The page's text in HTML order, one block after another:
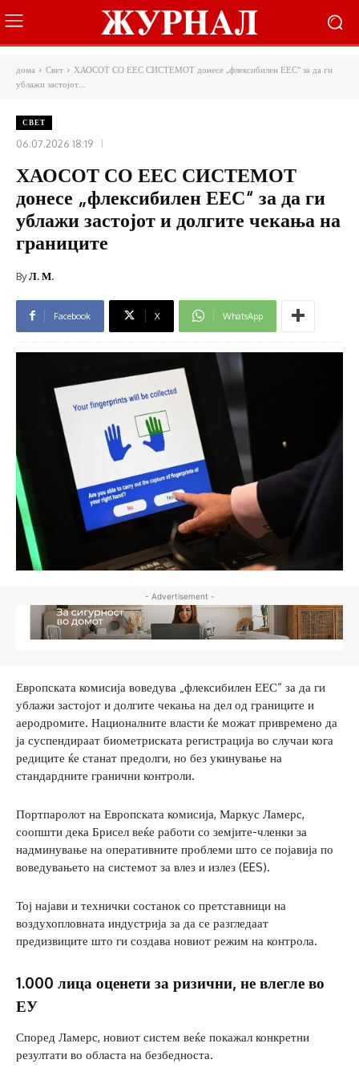
дома Свет
ХАОСОТ СО ЕЕС СИСТЕМОТ донесе „флексибилен ЕЕС“ за да ги
ублажи застојот...
СВЕТ
06.07.2026 18:19
ХАОСОТ СО ЕЕС СИСТЕМОТ
донесе „флексибилен ЕЕС“ за да ги
ублажи застојот и долгите чекања на
границите
ByЛ. М.
Facebook X WhatsApp
- Advertisement -
Европската комисија воведува „флексибилен ЕЕС“ за да ги
ублажи застојот и долгите чекања на дел од границите и
аеродромите. Националните власти ќе можат привремено да
ја суспендираат биометриската регистрација во случаи кога
редиците ќе станат предолги, но без укинување на
стандардните гранични контроли.
Портпаролот на Европската комисија, Маркус Ламерс,
соопшти дека Брисел веќе работи со земјите-членки за
надминување на оперативните проблеми што се појавија по
воведувањето на системот за влез и излез (EES).
Тој најави и технички состанок со претставници на
воздухопловната индустрија за да се разгледаат
предизвиците што ги создава новиот режим на контрола.
1.000 лица оценети за ризични, не влегле во
ЕУ
Според Ламерс, новиот систем веќе покажал конкретни
резултати во областа на безбедноста.